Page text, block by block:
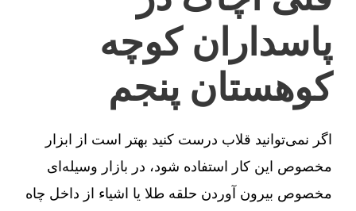
پاسداران کوچه
کوهستان پنجم
اگر نمی‌توانید قلاب درست کنید بهتر است از ابزار
مخصوص این کار استفاده شود، در بازار وسیله‌ای
مخصوص بیرون آوردن حلقه طلا یا اشیاء از داخل چاه